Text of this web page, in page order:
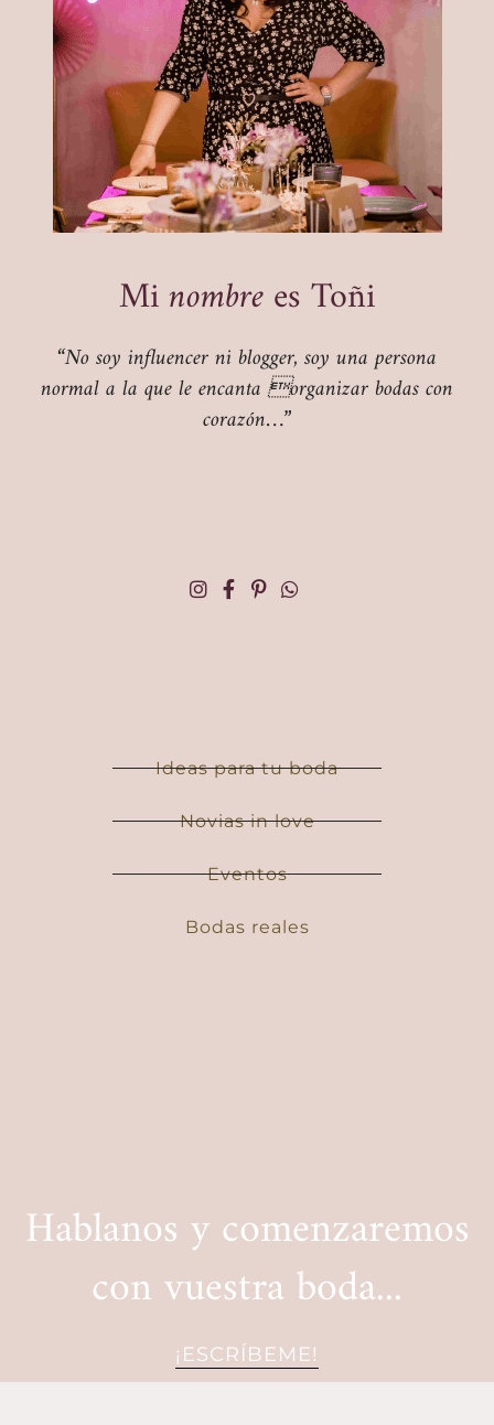
Minombrees Toñi
“No soy influencer ni blogger, soy una persona
normal a la que le encanta organizar bodas con
corazón…”
Ideas para tu boda
Novias in love
Eventos
Bodas reales
Hablanos y comenzaremos
con vuestra boda...
¡ESCRÍBEME!